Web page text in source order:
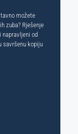
možete
zuba? Rješenje
od
savršenu kopiju